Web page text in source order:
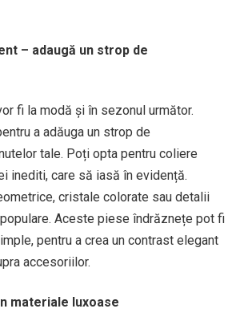
– adaugă un strop de
fi la modă și în sezonul următor.
a adăuga un strop de
tale. Poți opta pentru coliere
inediti, care să iasă în evidență.
cristale colorate sau detalii
Aceste piese îndrăznețe pot fi
pentru a crea un contrast elegant
accesoriilor.
materiale luxoase